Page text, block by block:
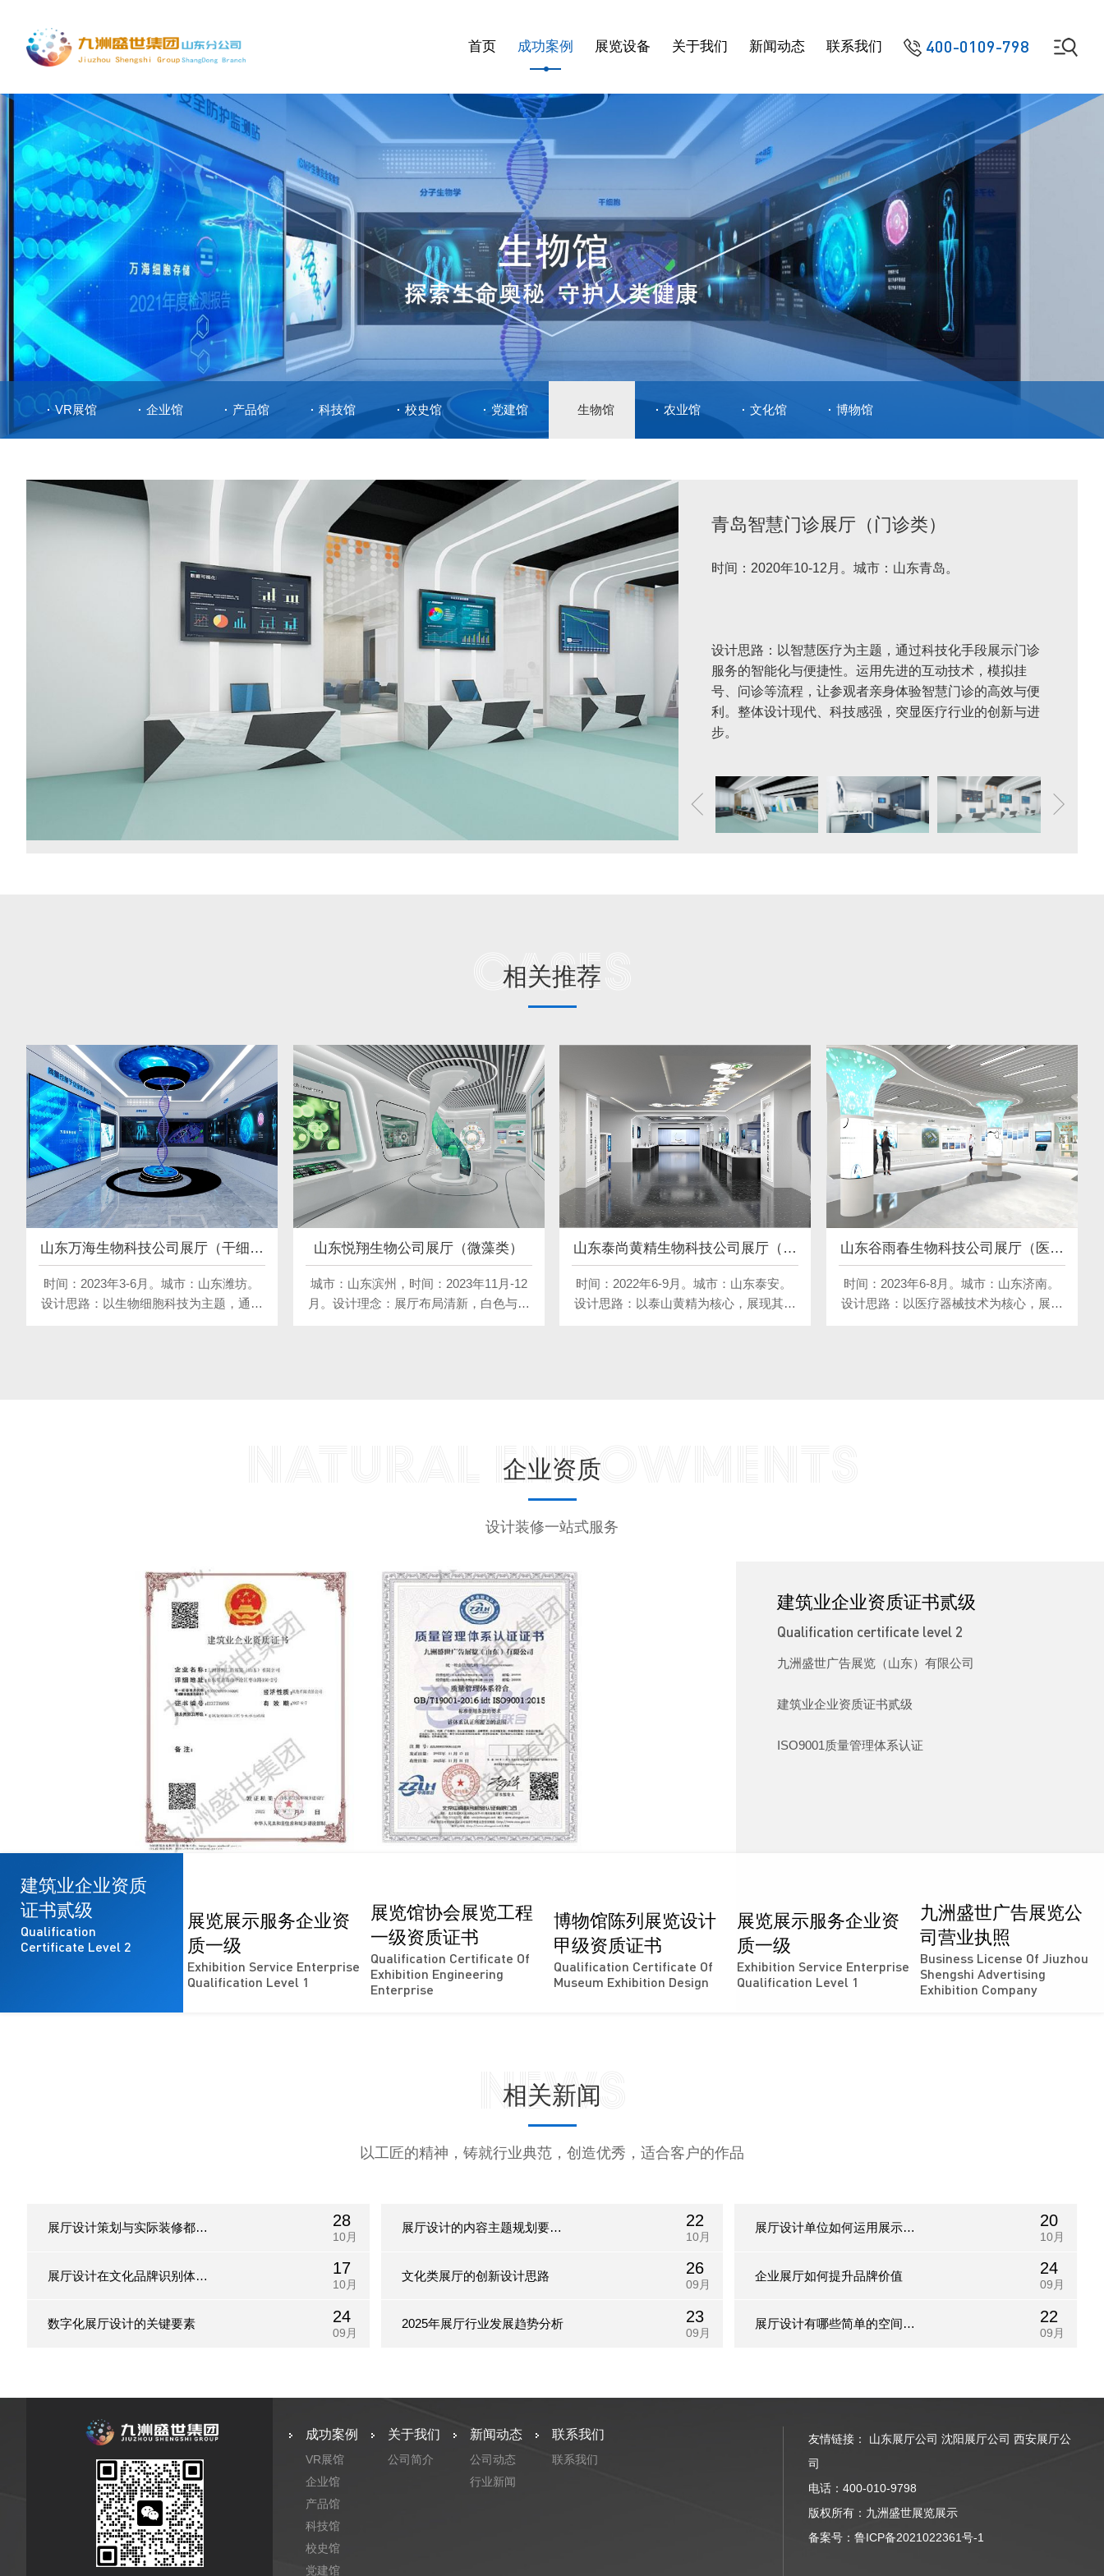
首页 成功案例 展览设备 关于我们 新闻动态 联系我们 400-0109-798
VR展馆 企业馆 产品馆 科技馆 校史馆 党建馆 生物馆 农业馆 文化馆 博物馆
青岛智慧门诊展厅（门诊类）
时间：2020年10-12月。城市：山东青岛。
设计思路：以智慧医疗为主题，通过科技化手段展示门诊
服务的智能化与便捷性。运用先进的互动技术，模拟挂
号、问诊等流程，让参观者亲身体验智慧门诊的高效与便
利。整体设计现代、科技感强，突显医疗行业的创新与进
步。
Cases
相关推荐
山东万海生物科技公司展厅（干细胞
类）
时间：2023年3-6月。城市：山东潍坊。
设计思路：以生物细胞科技为主题，通过
山东悦翔生物公司展厅（微藻类）
​城市：山东滨州，时间：2023年11月-12
月。设计理念：展厅布局清新，白色与绿
山东泰尚黄精生物科技公司展厅（黄
精类）
时间：2022年6-9月。城市：山东泰安。 ​
设计思路：以泰山黄精为核心，展现其科
山东谷雨春生物科技公司展厅（医药
类）
时间：2023年6-8月。城市：山东济南。
设计思路：以医疗器械技术为核心，展现
NATURAL ENDOWMENTS
企业资质
设计装修一站式服务
建筑业企业资质证书贰级
Qualification certificate level 2
九洲盛世广告展览（山东）有限公司
建筑业企业资质证书贰级
ISO9001质量管理体系认证
建筑业企业资质
证书贰级
Qualification
Certificate Level 2
展览展示服务企业资
质一级
Exhibition Service Enterprise
Qualification Level 1
展览馆协会展览工程
一级资质证书
Qualification Certificate Of
Exhibition Engineering
Enterprise
博物馆陈列展览设计
甲级资质证书
Qualification Certificate Of
Museum Exhibition Design
展览展示服务企业资
质一级
Exhibition Service Enterprise
Qualification Level 1
九洲盛世广告展览公
司营业执照
Business License Of Jiuzhou
Shengshi Advertising
Exhibition Company
News
相关新闻
以工匠的精神，铸就行业典范，创造优秀，适合客户的作品
展厅设计策划与实际装修都包
含哪些重点？
28
10月
展厅设计的内容主题规划要注
重视觉延伸的规律
22
10月
展厅设计单位如何运用展示区
域规划技术?
20
10月
展厅设计在文化品牌识别体系
中分为哪几类?
17
10月
文化类展厅的创新设计思路 26
09月
企业展厅如何提升品牌价值 24
09月
数字化展厅设计的关键要素 24
09月
2025年展厅行业发展趋势分析 23
09月
展厅设计有哪些简单的空间架 22
09月
成功案例
VR展馆
企业馆
产品馆
科技馆
校史馆
党建馆
关于我们
公司简介
新闻动态
公司动态
行业新闻
联系我们
联系我们
友情链接： 山东展厅公司 沈阳展厅公司 西安展厅公
司
电话：400-010-9798
版权所有：九洲盛世展览展示
备案号： 鲁ICP备2021022361号-1